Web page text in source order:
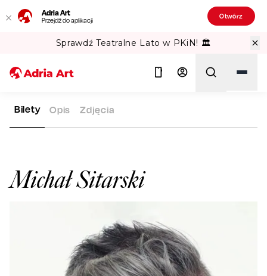
Adria Art
Przejdź do aplikacji Otwórz
Sprawdź Teatralne Lato w PKiN! 🏛️
ADRIA ART ARTYŚCI MICHAŁ SITARSKI
Michał Sitarski
Bilety Opis Zdjęcia